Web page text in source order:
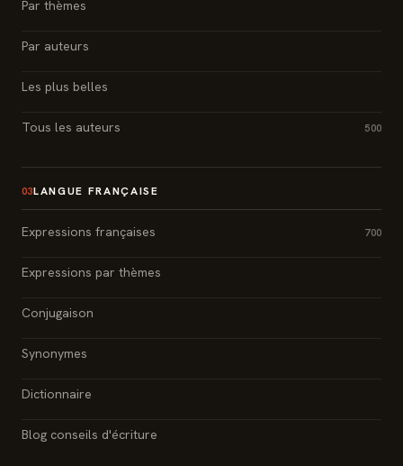
Par thèmes
Par auteurs
Les plus belles
Tous les auteurs 500
03LANGUE FRANÇAISE
Expressions françaises 700
Expressions par thèmes
Conjugaison
Synonymes
Dictionnaire
Blog conseils d'écriture